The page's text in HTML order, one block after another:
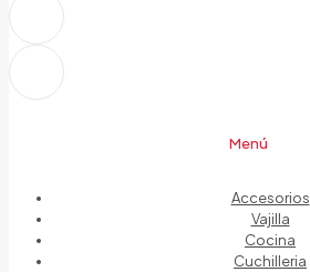
Menú
Accesorios
Vajilla
Cocina
Cuchilleria